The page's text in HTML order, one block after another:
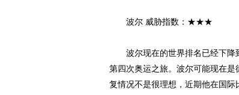
波尔 威胁指数：★★★
波尔现在的世界排名已经下降
第四次奥运之旅。波尔可能现在
复情况不是很理想，近期他在国际